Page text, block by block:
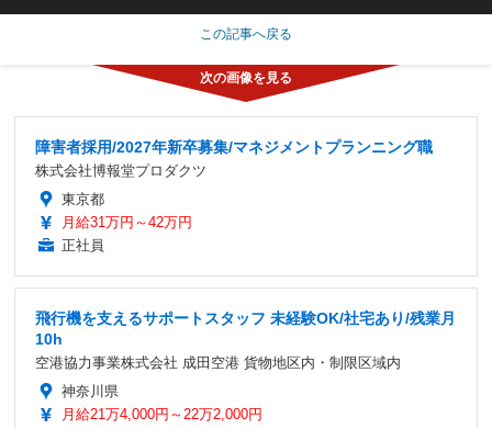
この記事へ戻る
障害者採用/2027年新卒募集/マネジメントプランニング職
株式会社博報堂プロダクツ
東京都
月給31万円～42万円
正社員
飛行機を支えるサポートスタッフ 未経験OK/社宅あり/残業月
10h
空港協力事業株式会社 成田空港 貨物地区内・制限区域内
神奈川県
月給21万4,000円～22万2,000円